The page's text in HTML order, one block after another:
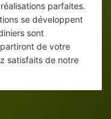
parfaites.
se développent
sont
de votre
satisfaits de notre